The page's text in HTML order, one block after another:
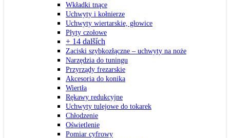
Wkładki tnące
Uchwyty i kołnierze
Uchwyty wiertarskie, głowice
Płyty czołowe
+ 14 dalších
Zaciski szybkozłączne – uchwyty na noże
Narzędzia do tuningu
Przyrządy frezarskie
Akcesoria do konika
Wiertła
Rękawy redukcyjne
Uchwyty tulejowe do tokarek
Chłodzenie
Oświetlenie
Pomiar cyfrowy